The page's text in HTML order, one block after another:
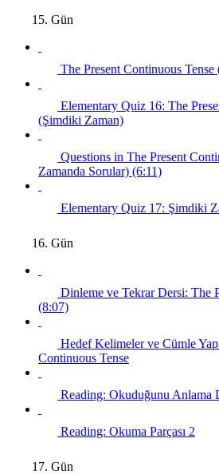
15. Gün
The Present Continuous
Elementary Quiz 16: The
(Şimdiki Zaman)
Questions in The Present
Zamanda Sorular) (6:11)
Elementary Quiz 17: Şimdiki
16. Gün
Dinleme ve Tekrar Dersi: The
(8:07)
Hedef Kelimeler ve Cümle
Continuous Tense
Reading: Okuduğunu Anlama
Reading: Okuma Parçası 2
17. Gün